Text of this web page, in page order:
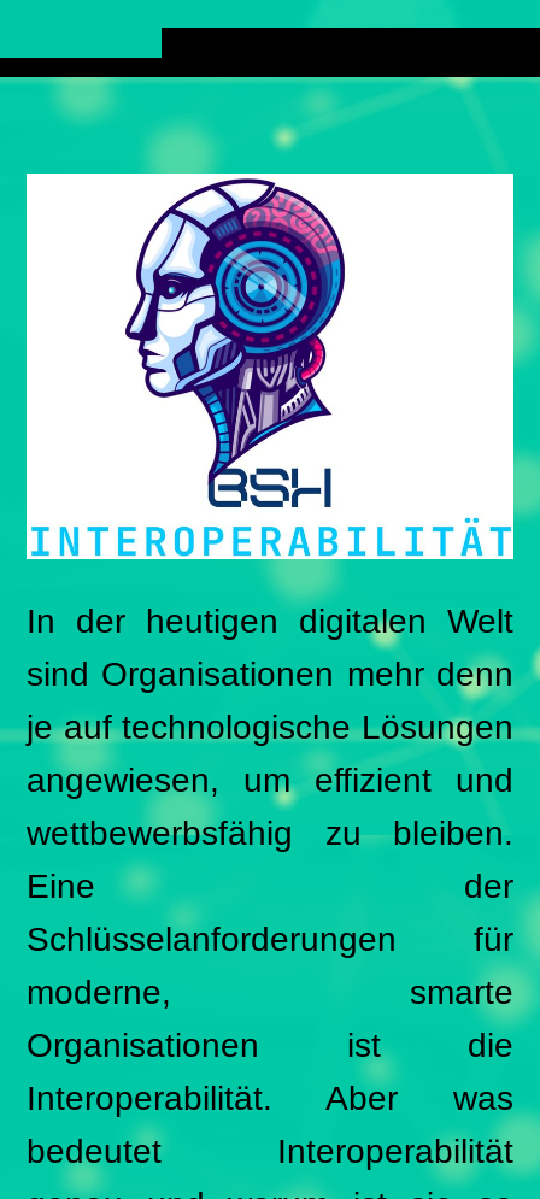
In der heutigen digitalen Welt
sind Organisationen mehr denn
je auf technologische Lösungen
angewiesen, um effizient und
wettbewerbsfähig zu bleiben.
Eine der
Schlüsselanforderungen für
moderne, smarte
Organisationen ist die
Interoperabilität. Aber was
bedeutet Interoperabilität